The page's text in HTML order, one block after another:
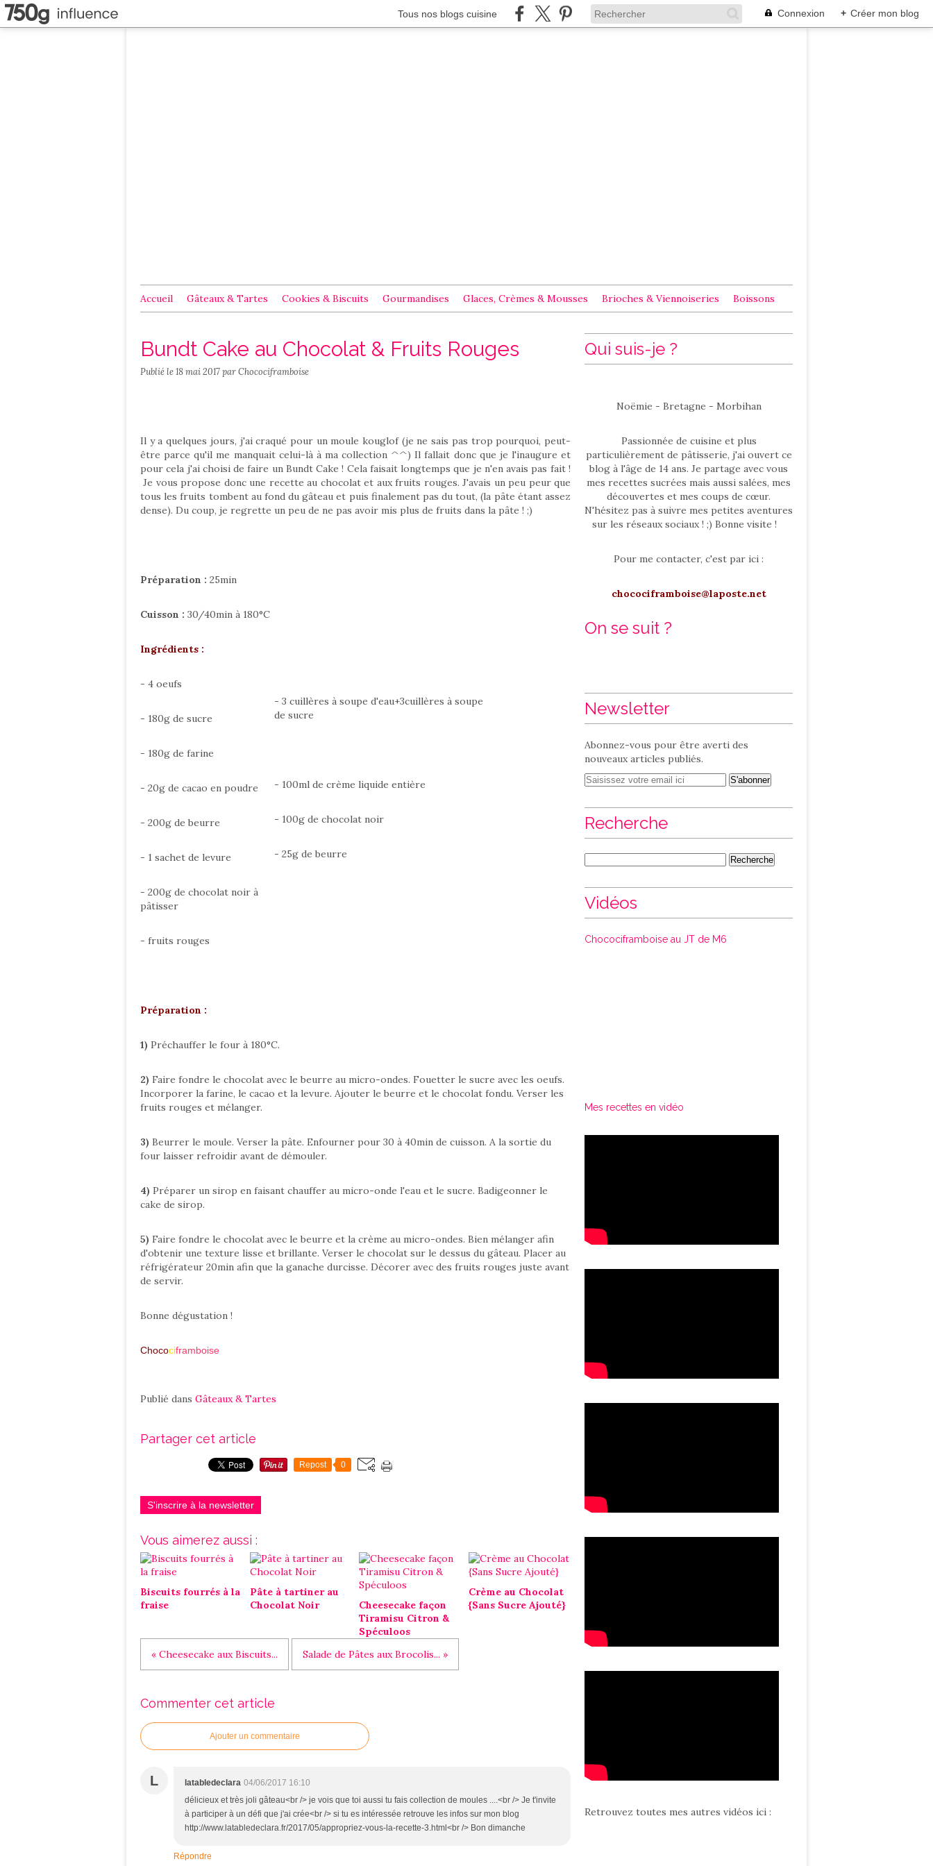
Tous nos blogs cuisine Connexion + Créer mon blog
Accueil Gâteaux & Tartes Cookies & Biscuits Gourmandises Glaces, Crèmes & Mousses Brioches & Viennoiseries Boissons
Bundt Cake au Chocolat & Fruits Rouges
Publié le18 mai 2017par Chocociframboise
Il y a quelques jours, j'ai craqué pour un moule kouglof (je ne sais pas trop pourquoi, peut-
être parce qu'il me manquait celui-là à ma collection ^^) Il fallait donc que je l'inaugure et
pour cela j'ai choisi de faire un Bundt Cake ! Cela faisait longtemps que je n'en avais pas fait !
Je vous propose donc une recette au chocolat et aux fruits rouges. J'avais un peu peur que
tous les fruits tombent au fond du gâteau et puis finalement pas du tout, (la pâte étant assez
dense). Du coup, je regrette un peu de ne pas avoir mis plus de fruits dans la pâte ! ;)
Préparation : 25min
Cuisson : 30/40min à 180°C
Ingrédients :
- 4 oeufs
- 180g de sucre
- 180g de farine
- 20g de cacao en poudre
- 200g de beurre
- 1 sachet de levure
- 200g de chocolat noir à
pâtisser
- fruits rouges
- 3 cuillères à soupe d'eau+3cuillères à soupe
de sucre
- 100ml de crème liquide entière
- 100g de chocolat noir
- 25g de beurre
Préparation :
1) Préchauffer le four à 180°C.
2) Faire fondre le chocolat avec le beurre au micro-ondes. Fouetter le sucre avec les oeufs.
Incorporer la farine, le cacao et la levure. Ajouter le beurre et le chocolat fondu. Verser les
fruits rouges et mélanger.
3) Beurrer le moule. Verser la pâte. Enfourner pour 30 à 40min de cuisson. A la sortie du
four laisser refroidir avant de démouler.
4) Préparer un sirop en faisant chauffer au micro-onde l'eau et le sucre. Badigeonner le
cake de sirop.
5) Faire fondre le chocolat avec le beurre et la crème au micro-ondes. Bien mélanger afin
d'obtenir une texture lisse et brillante. Verser le chocolat sur le dessus du gâteau. Placer au
réfrigérateur 20min afin que la ganache durcisse. Décorer avec des fruits rouges juste avant
de servir.
Bonne dégustation !
Chocociframboise
Publié dans Gâteaux & Tartes
Partager cet article
Repost 0
S'inscrire à la newsletter
Vous aimerez aussi :
Biscuits fourrés à la
fraise
Pâte à tartiner au
Chocolat Noir
Cheesecake façon
Tiramisu Citron &
Spéculoos
Crème au Chocolat
{Sans Sucre Ajouté}
« Cheesecake aux Biscuits... Salade de Pâtes aux Brocolis... »
Commenter cet article
Ajouter un commentaire
L latabledeclara 04/06/2017 16:10
délicieux et très joli gâteau<br /> je vois que toi aussi tu fais collection de moules ....<br /> Je t'invite
à participer à un défi que j'ai crée<br /> si tu es intéressée retrouve les infos sur mon blog
http://www.latabledeclara.fr/2017/05/appropriez-vous-la-recette-3.html<br /> Bon dimanche
Répondre
Qui suis-je ?
Noëmie - Bretagne - Morbihan
Passionnée de cuisine et plus
particulièrement de pâtisserie, j'ai ouvert ce
blog à l'âge de 14 ans. Je partage avec vous
mes recettes sucrées mais aussi salées, mes
découvertes et mes coups de cœur.
N'hésitez pas à suivre mes petites aventures
sur les réseaux sociaux ! ;) Bonne visite !
Pour me contacter, c'est par ici :
chocociframboise@laposte.net
On se suit ?
Newsletter
Abonnez-vous pour être averti des
nouveaux articles publiés.
Recherche
Vidéos
Chocociframboise au JT de M6
Mes recettes en vidéo
Retrouvez toutes mes autres vidéos ici :